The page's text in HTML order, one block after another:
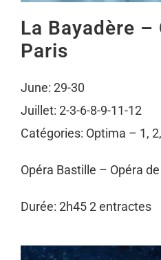
La Bayadère –
Paris
June: 29-30
Juillet: 2-3-6-8-9-11-12
Catégories: Optima – 1,
Opéra Bastille – Opéra
Durée: 2h45 2 entractes